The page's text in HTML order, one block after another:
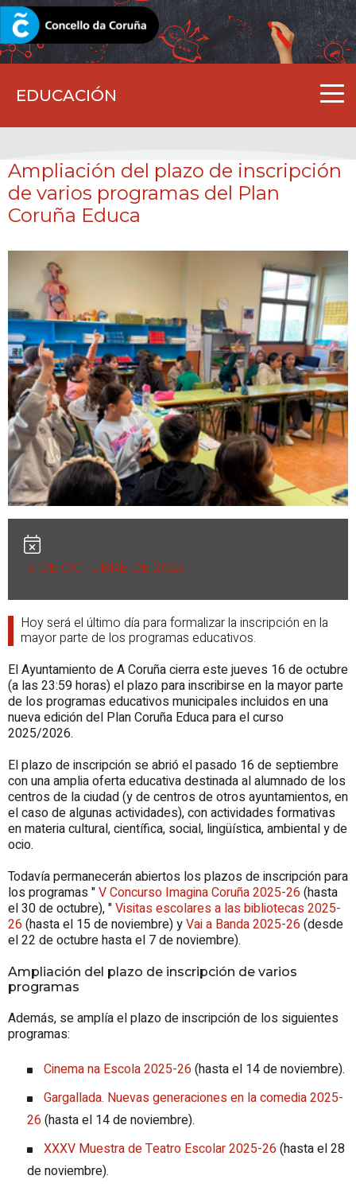
EDUCACIÓN
CORUNA.GAL
Ampliación del plazo de inscripción
de varios programas del Plan
Coruña Educa
15 DE OCTUBRE DE 2025
Hoy será el último día para formalizar la inscripción en la
mayor parte de los programas educativos.
El Ayuntamiento de A Coruña cierra este jueves 16 de octubre
(a las 23:59 horas) el plazo para inscribirse en la mayor parte
de los programas educativos municipales incluidos en una
nueva edición del Plan Coruña Educa para el curso
2025/2026.
El plazo de inscripción se abrió el pasado 16 de septiembre
con una amplia oferta educativa destinada al alumnado de los
centros de la ciudad (y de centros de otros ayuntamientos, en
el caso de algunas actividades), con actividades formativas
en materia cultural, científica, social, lingüística, ambiental y de
ocio.
Todavía permanecerán abiertos los plazos de inscripción para
los programas "V Concurso Imagina Coruña 2025-26 (hasta
el 30 de octubre), "Visitas escolares a las bibliotecas 2025-
26 (hasta el 15 de noviembre) yVai a Banda 2025-26 (desde
el 22 de octubre hasta el 7 de noviembre).
Ampliación del plazo de inscripción de varios
programas
Además, se amplía el plazo de inscripción de los siguientes
programas:
Cinema na Escola 2025-26 (hasta el 14 de noviembre).
Gargallada. Nuevas generaciones en la comedia 2025-
26 (hasta el 14 de noviembre).
XXXV Muestra de Teatro Escolar 2025-26 (hasta el 28
de noviembre).